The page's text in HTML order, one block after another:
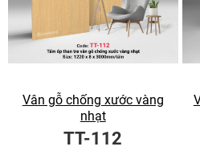
Vân gỗ chống xước vàng
nhạt
TT-112